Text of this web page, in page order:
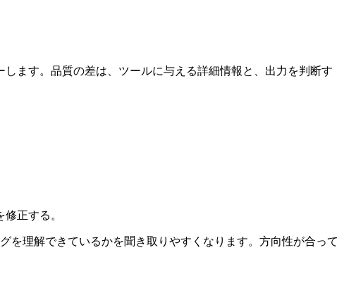
ます。品質の差は、ツールに与える詳細情報と、出力を判断す
正する。
を理解できているかを聞き取りやすくなります。方向性が合って